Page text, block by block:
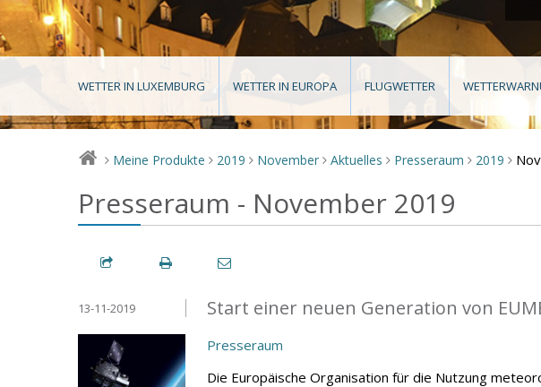
WETTER IN LUXEMBURG WETTER IN EUROPA FLUGWETTER
> Meine Produkte > 2019 > November > Aktuelles > Presseraum > 2019 >
Presseraum - November 2019
Start einer neuen Generation von
13-11-2019
Presseraum
Die Europäische Organisation für die Nutzung